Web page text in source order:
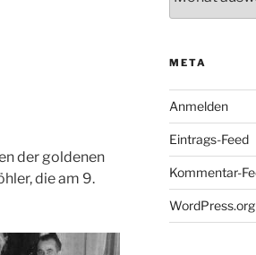
der goldenen
die am 9.
META
Anmelden
Eintrags-Feed
Kommentar-
WordPress.org